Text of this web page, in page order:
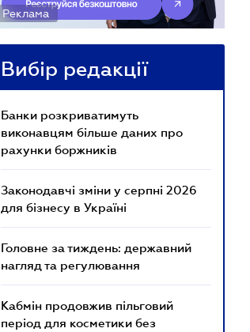
Реклама
Вибір редакції
Банки розкриватимуть
виконавцям більше даних про
рахунки боржників
Законодавчі зміни у серпні 2026
для бізнесу в Україні
Головне за тиждень: державний
нагляд та регулювання
Кабмін продовжив пільговий
період для косметики без